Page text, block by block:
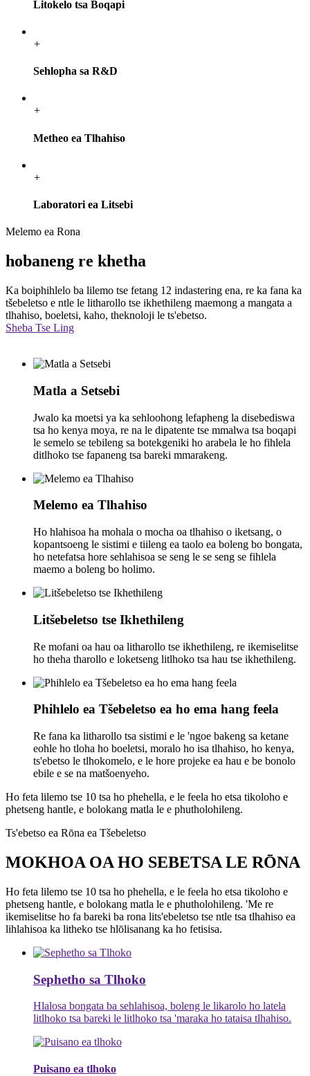
Litokelo tsa Boqapi
+
Sehlopha sa R&D
+
Metheo ea Tlhahiso
+
Laboratori ea Litsebi
Melemo ea Rona
hobaneng re khetha
Ka boiphihlelo ba lilemo tse fetang 12 indastering ena, re ka fana ka
tšebeletso e ntle le litharollo tse ikhethileng maemong a mangata a
tlhahiso, boeletsi, kaho, theknoloji le ts'ebetso.
Sheba Tse Ling
Matla a Setsebi
Jwalo ka moetsi ya ka sehloohong lefapheng la disebediswa
tsa ho kenya moya, re na le dipatente tse mmalwa tsa boqapi
le semelo se tebileng sa botekgeniki ho arabela le ho fihlela
ditlhoko tse fapaneng tsa bareki mmarakeng.
Melemo ea Tlhahiso
Ho hlahisoa ha mohala o mocha oa tlhahiso o iketsang, o
kopantsoeng le sistimi e tiileng ea taolo ea boleng bo bongata,
ho netefatsa hore sehlahisoa se seng le se seng se fihlela
maemo a boleng bo holimo.
Litšebeletso tse Ikhethileng
Re mofani oa hau oa litharollo tse ikhethileng, re ikemiselitse
ho theha tharollo e loketseng litlhoko tsa hau tse ikhethileng.
Phihlelo ea Tšebeletso ea ho ema hang feela
Re fana ka litharollo tsa sistimi e le 'ngoe bakeng sa ketane
eohle ho tloha ho boeletsi, moralo ho isa tlhahiso, ho kenya,
ts'ebetso le tlhokomelo, e le hore projeke ea hau e be bonolo
ebile e se na matšoenyeho.
Ho feta lilemo tse 10 tsa ho phehella, e le feela ho etsa tikoloho e
phetseng hantle, e bolokang matla le e phutholohileng.
Ts'ebetso ea Rōna ea Tšebeletso
MOKHOA OA HO SEBETSA LE RŌNA
Ho feta lilemo tse 10 tsa ho phehella, e le feela ho etsa tikoloho e
phetseng hantle, e bolokang matla le e phutholohileng. 'Me re
ikemiselitse ho fa bareki ba rona lits'ebeletso tse ntle tsa tlhahiso ea
lihlahisoa ka litheko tse hlōlisanang ka ho fetisisa.
Sephetho sa Tlhoko
Hlalosa bongata ba sehlahisoa, boleng le likarolo ho latela
litlhoko tsa bareki le litlhoko tsa 'maraka ho tataisa tlhahiso.
Puisano ea tlhoko